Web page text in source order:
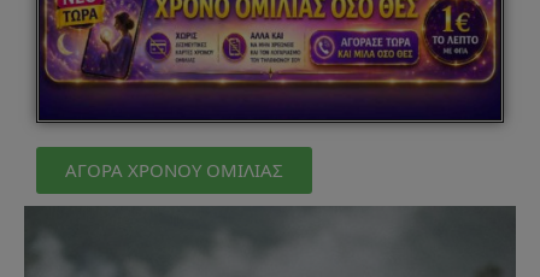
ΑΓΟΡΑ ΧΡΟΝΟΥ ΟΜΙΛΙΑΣ